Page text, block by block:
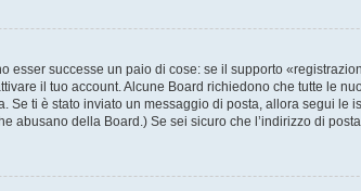
successe un paio di cose: se il supporto
il tuo account. Alcune Board richiedono che tutte le
ti è stato inviato un messaggio di posta, allora segui
della Board.) Se sei sicuro che l’indirizzo di